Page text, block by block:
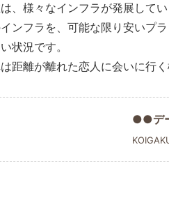
、様々なインフラが発展してい
ンフラを、可能な限り安いプ
状況です。
距離が離れた恋人に会いに行
●●デ